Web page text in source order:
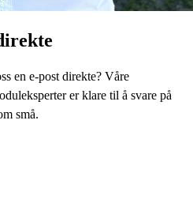
en e-post direkte? Våre
er klare til å svare på
små.